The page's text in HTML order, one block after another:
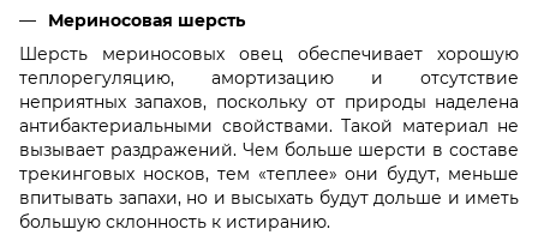
Мериносовая шерсть
Шерсть мериносовых овец обеспечивает хорошую
теплорегуляцию, амортизацию и отсутствие
неприятных запахов, поскольку от природы наделена
антибактериальными свойствами. Такой материал не
вызывает раздражений. Чем больше шерсти в составе
трекинговых носков, тем «теплее» они будут, меньше
впитывать запахи, но и высыхать будут дольше и иметь
большую склонность к истиранию.